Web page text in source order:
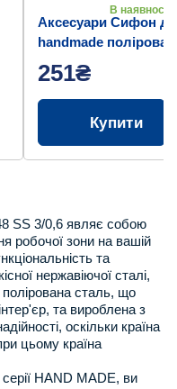
В наявності
Аксесуари Сифон
handmade
251₴
Купити
SS 3/0,6 являє собою
робочої зони на вашій
та
нержавіючої сталі,
сталь, що
та вироблена з
оскільки країна
цьому країна
HAND MADE, ви